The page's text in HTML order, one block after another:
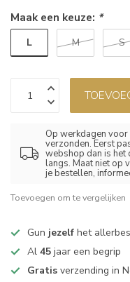
Maak een keuze: *
L M S
Op werkdagen
verzonden. Eerst
webshop dan is het
langs. Maat niet op
je bestellen,
Toevoegen om te vergelijken
Gun jezelf het
Al 45 jaar een begrip
Gratis verzending in